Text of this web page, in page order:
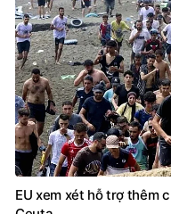
EU xem xét hỗ trợ thêm